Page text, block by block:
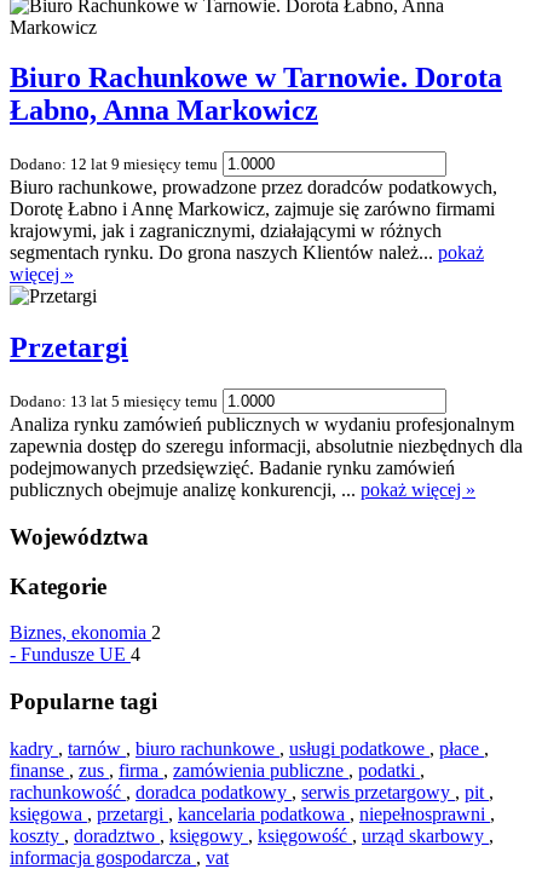
Biuro Rachunkowe w Tarnowie. Dorota
Łabno, Anna Markowicz
Dodano: 12 lat 9 miesięcy temu
Biuro rachunkowe, prowadzone przez doradców podatkowych,
Dorotę Łabno i Annę Markowicz, zajmuje się zarówno firmami
krajowymi, jak i zagranicznymi, działającymi w różnych
segmentach rynku. Do grona naszych Klientów należ... pokaż
więcej »
Przetargi
Dodano: 13 lat 5 miesięcy temu
Analiza rynku zamówień publicznych w wydaniu profesjonalnym
zapewnia dostęp do szeregu informacji, absolutnie niezbędnych dla
podejmowanych przedsięwzięć. Badanie rynku zamówień
publicznych obejmuje analizę konkurencji, ... pokaż więcej »
Województwa
Kategorie
Biznes, ekonomia 2
- Fundusze UE 4
Popularne tagi
kadry , tarnów , biuro rachunkowe , usługi podatkowe , płace ,
finanse , zus , firma , zamówienia publiczne , podatki ,
rachunkowość , doradca podatkowy , serwis przetargowy , pit ,
księgowa , przetargi , kancelaria podatkowa , niepełnosprawni ,
koszty , doradztwo , księgowy , księgowość , urząd skarbowy ,
informacja gospodarcza , vat